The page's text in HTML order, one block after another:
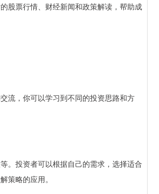
股票行情、财经新闻和政策解读，帮助成
流，你可以学习到不同的投资思路和方
。投资者可以根据自己的需求，选择适合
策略的应用。